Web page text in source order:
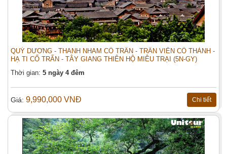
QUÝ DƯƠNG - THANH NHAM CỔ TRẤN - TRẤN VIỄN CỔ THÀNH -
HẠ TI CỔ TRẤN - TÂY GIANG THIÊN HỘ MIÊU TRẠI (5N-GY)
Thời gian: 5 ngày 4 đêm
Giá: 9,990,000 VNĐ Chi tiết